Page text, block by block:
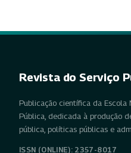
Revista do Serviço
Publicação científica da Escola
Pública, dedicada à produção
pública, políticas públicas e
ISSN (ONLINE): 2357-8017